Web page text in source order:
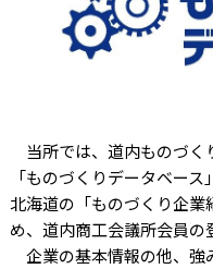
当所では、道内ものづく
「ものづくりデータベース
北海道の「ものづくり企
め、道内商工会議所会員の
企業の基本情報の他、強